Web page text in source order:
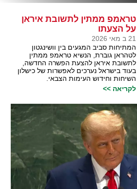
טראמפ ממתין לתשובת איראן
על הצעתו
21 ב מאי 2026
המתיחות סביב המגעים בין וושינגטון
לטהראן גוברת, הנשיא טראמפ ממתין
לתשובת איראן להצעת הפשרה החדשה,
בעוד בישראל נערכים לאפשרות של כישלון
השיחות וחידוש העימות הצבאי.
לקריאה >>